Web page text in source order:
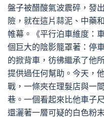
盤子被醋酸氣波震碎，發
險，就在這片蒜泥、中藥
帷幕。《平行泊車維度：
個巨大的陰影籠罩著：停
的掀背車，彷彿繼承了他
提供過任何幫助。今天，
戰，一條夾在理髮店與一
巷。一個看起來比他車子
還灑著一層可疑的白色粉